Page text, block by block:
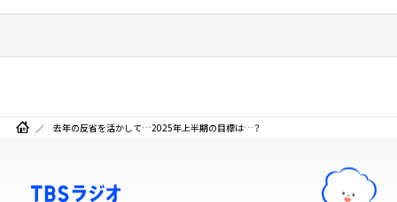
去年の反省を活かして…2025年上半期の目標は…？